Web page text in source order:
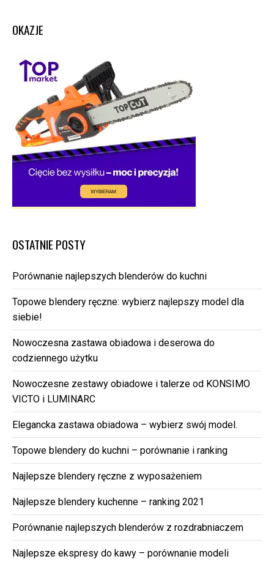
OKAZJE
OSTATNIE POSTY
Porównanie najlepszych blenderów do kuchni
Topowe blendery ręczne: wybierz najlepszy model dla
siebie!
Nowoczesna zastawa obiadowa i deserowa do
codziennego użytku
Nowoczesne zestawy obiadowe i talerze od KONSIMO
VICTO i LUMINARC
Elegancka zastawa obiadowa – wybierz swój model.
Topowe blendery do kuchni – porównanie i ranking
Najlepsze blendery ręczne z wyposażeniem
Najlepsze blendery kuchenne – ranking 2021
Porównanie najlepszych blenderów z rozdrabniaczem
Najlepsze ekspresy do kawy – porównanie modeli